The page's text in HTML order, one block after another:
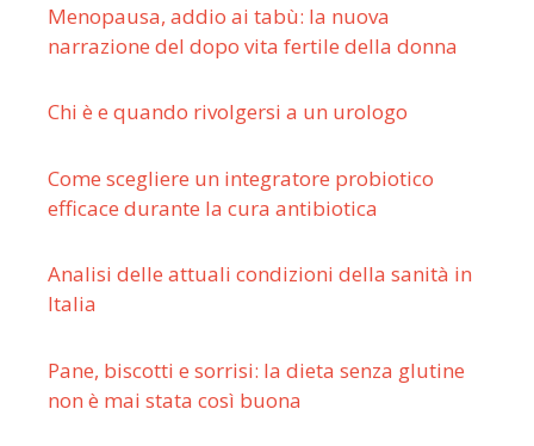
Menopausa, addio ai tabù: la nuova
narrazione del dopo vita fertile della donna
Chi è e quando rivolgersi a un urologo
Come scegliere un integratore probiotico
efficace durante la cura antibiotica
Analisi delle attuali condizioni della sanità in
Italia
Pane, biscotti e sorrisi: la dieta senza glutine
non è mai stata così buona